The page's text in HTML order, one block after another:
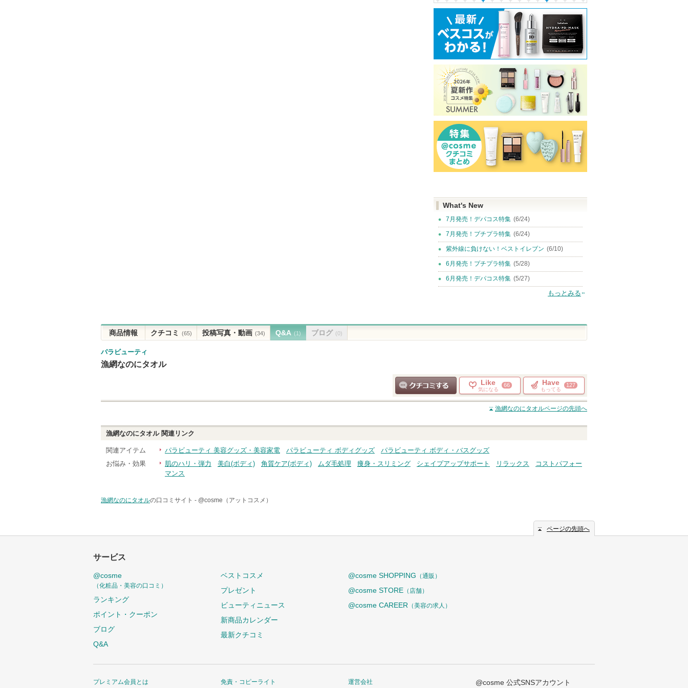
What's New
7月発売！デパコス特集 (6/24)
7月発売！プチプラ特集 (6/24)
紫外線に負けない！ベストイレブン (6/10)
6月発売！プチプラ特集 (5/28)
6月発売！デパコス特集 (5/27)
もっとみる
商品情報 クチコミ (65) 投稿写真・動画 (34) Q&A (1) ブログ (0)
パラビューティ
漁網なのにタオル
クチコミする
Like
気になる
66 Have
もってる
127
漁網なのにタオルページの先頭へ
漁網なのにタオル関連リンク
関連アイテム パラビューティ 美容グッズ・美容家電 パラビューティ ボディグッズ
パラビューティ ボディ・バスグッズ
お悩み・効果
肌のハリ・弾力 美白(ボディ) 角質ケア(ボディ) ムダ毛処理 痩身・スリミング シェイプアップサポート リラックス
コストパフォー
マンス
漁網なのにタオルの口コミサイト - @cosme（アットコスメ）
ページの先頭へ
サービス
@cosme
（化粧品・美容の口コミ）
ランキング
ポイント・クーポン
ブログ
Q&A
ベストコスメ
プレゼント
ビューティニュース
新商品カレンダー
最新クチコミ
@cosme SHOPPING （通販）
@cosme STORE （店舗）
@cosme CAREER （美容の求人）
プレミアム会員とは 免責・コピーライト 運営会社 @cosme 公式SNSアカウント